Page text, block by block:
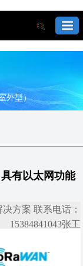
外型）
有以太网功能
方案 联系电话：
15384841043张工